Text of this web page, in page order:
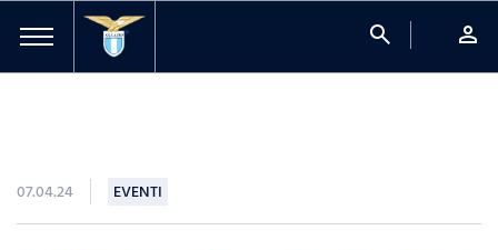
search person
07.04.24 EVENTI